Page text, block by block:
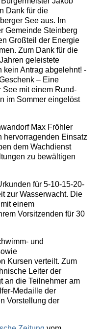
Dank für die
See aus. Im
Gemeinde Steinberg
Großteil der Energie
Zum Dank für die
geleistete
kein Antrag abgelehnt! -
– Eine
See mit einem Rund-
im Sommer eingelöst
Max Fröhler
hervorragenden Einsatz
dem Wachdienst
zu bewältigen
für 5-10-15-20-
zur Wasserwacht. Die
einem
Vorsitzenden für 30
und
Kursen verteilt. Zum
Leiter der
an die Teilnehmer am
Medaille der
Vorstellung der